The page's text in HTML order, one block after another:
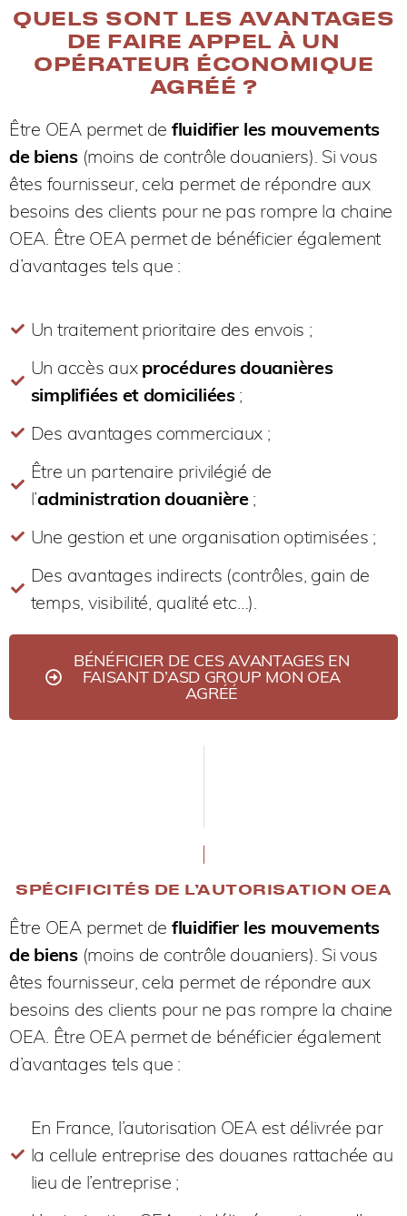
QUELS SONT LES AVANTAGES
DE FAIRE APPEL À UN
OPÉRATEUR ÉCONOMIQUE
AGRÉÉ ?
Être OEA permet de fluidifier les mouvements
de biens(moins de contrôle douaniers). Si vous
êtes fournisseur, cela permet de répondre aux
besoins des clients pour ne pas rompre la chaine
OEA. Être OEA permet de bénéficier également
d’avantages tels que :
Un traitement prioritaire des envois ;
Un accès aux procédures douanières
simplifiées et domiciliées;
Des avantages commerciaux ;
Être un partenaire privilégié de
l’administration douanière;
Une gestion et une organisation optimisées ;
Des avantages indirects (contrôles, gain de
temps, visibilité, qualité etc…).
BÉNÉFICIER DE CES AVANTAGES EN
FAISANT D’ASD GROUP MON OEA
AGRÉÉ
SPÉCIFICITÉS DE L’AUTORISATION OEA
Être OEA permet de fluidifier les mouvements
de biens(moins de contrôle douaniers). Si vous
êtes fournisseur, cela permet de répondre aux
besoins des clients pour ne pas rompre la chaine
OEA. Être OEA permet de bénéficier également
d’avantages tels que :
En France, l’autorisation OEA est délivrée par
la cellule entreprise des douanes rattachée au
lieu de l’entreprise ;